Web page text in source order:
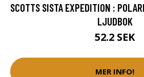
SCOTTS SISTA EXPEDITION :
LJUDBOK
52.2 SEK
MER INFO!